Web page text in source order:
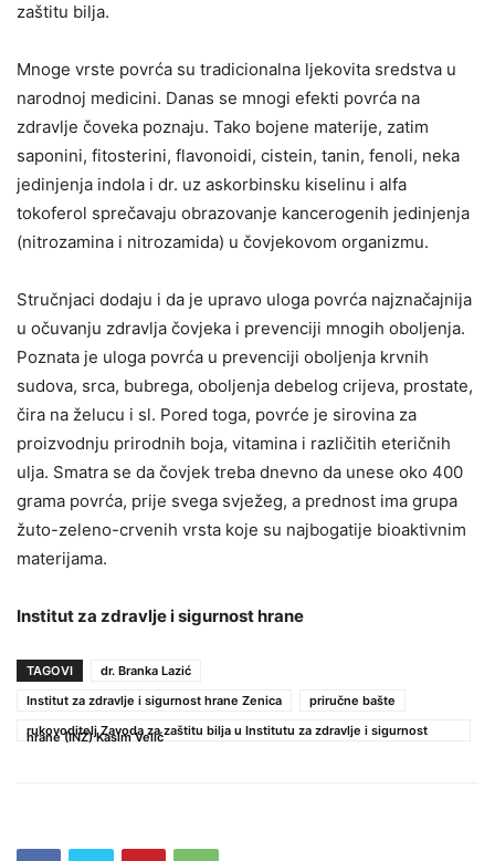
zaštitu bilja.
Mnoge vrste povrća su tradicionalna ljekovita sredstva u
narodnoj medicini. Danas se mnogi efekti povrća na
zdravlje čoveka poznaju. Tako bojene materije, zatim
saponini, fitosterini, flavonoidi, cistein, tanin, fenoli, neka
jedinjenja indola i dr. uz askorbinsku kiselinu i alfa
tokoferol sprečavaju obrazovanje kancerogenih jedinjenja
(nitrozamina i nitrozamida) u čovjekovom organizmu.
Stručnjaci dodaju i da je upravo uloga povrća najznačajnija
u očuvanju zdravlja čovjeka i prevenciji mnogih oboljenja.
Poznata je uloga povrća u prevenciji oboljenja krvnih
sudova, srca, bubrega, oboljenja debelog crijeva, prostate,
čira na želucu i sl. Pored toga, povrće je sirovina za
proizvodnju prirodnih boja, vitamina i različitih eteričnih
ulja. Smatra se da čovjek treba dnevno da unese oko 400
grama povrća, prije svega svježeg, a prednost ima grupa
žuto-zeleno-crvenih vrsta koje su najbogatije bioaktivnim
materijama.
Institut za zdravlje i sigurnost hrane
TAGOVI
dr. Branka Lazić
Institut za zdravlje i sigurnost hrane Zenica
priručne bašte
rukovoditelj Zavoda za zaštitu bilja u Institutu za zdravlje i sigurnost
hrane (INZ) Kasim Velić